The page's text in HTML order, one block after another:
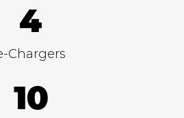
4
Chargers
10